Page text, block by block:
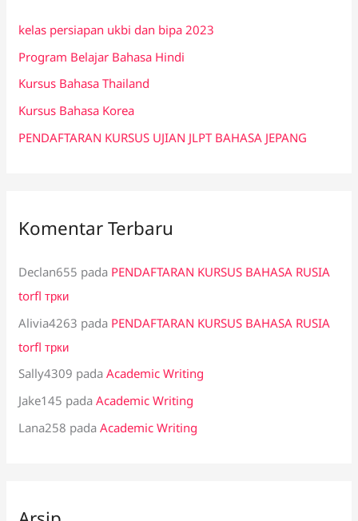
t
u
k
:
kelas persiapan ukbi dan bipa 2023
Program Belajar Bahasa Hindi
Kursus Bahasa Thailand
Kursus Bahasa Korea
PENDAFTARAN KURSUS UJIAN JLPT BAHASA JEPANG
Komentar Terbaru
Declan655 pada PENDAFTARAN KURSUS BAHASA RUSIA
torfl трки
Alivia4263 pada PENDAFTARAN KURSUS BAHASA RUSIA
torfl трки
Sally4309 padaAcademic Writing
Jake145 padaAcademic Writing
Lana258 padaAcademic Writing